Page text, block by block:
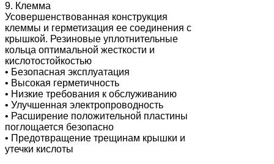
9. Клемма
Усовершенствованная конструкция
клеммы и герметизация ее соединения с
крышкой. Резиновые уплотнительные
кольца оптимальной жесткости и
кислотостойкостью
• Безопасная эксплуатация
• Высокая герметичность
• Низкие требования к обслуживанию
• Улучшенная электропроводность
• Расширение положительной пластины
поглощается безопасно
• Предотвращение трещинам крышки и
утечки кислоты